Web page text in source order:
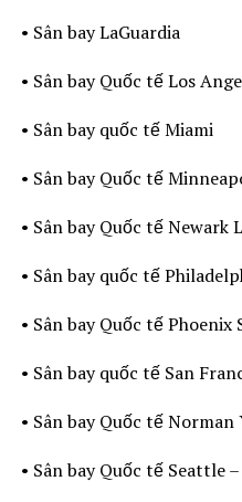
• Sân bay LaGuardia
• Sân bay Quốc tế Los
• Sân bay quốc tế Miami
• Sân bay Quốc tế
• Sân bay Quốc tế Newark
• Sân bay quốc tế
• Sân bay Quốc tế Phoenix
• Sân bay quốc tế San
• Sân bay Quốc tế Norman
• Sân bay Quốc tế Seattle